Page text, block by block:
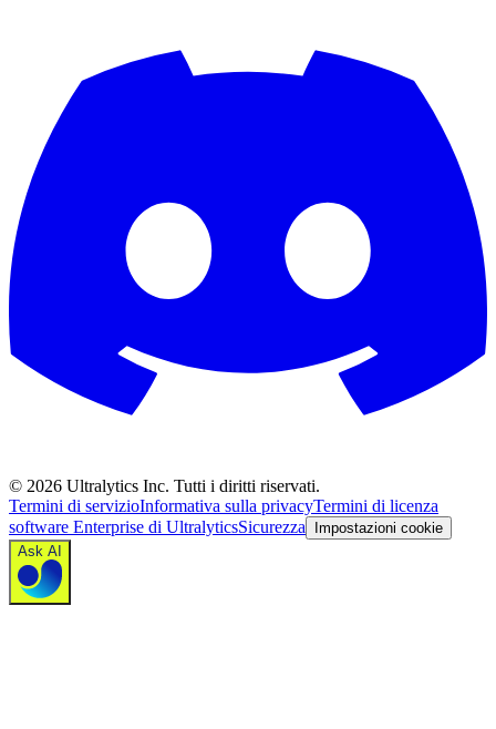
© 2026 Ultralytics Inc. Tutti i diritti riservati.
Termini di servizioInformativa sulla privacyTermini di licenza
software Enterprise di UltralyticsSicurezza
Impostazioni cookie
Ask AI